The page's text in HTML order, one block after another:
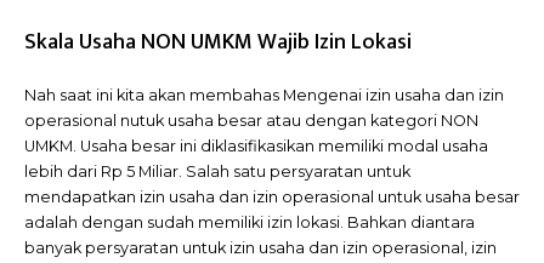
Skala Usaha NON UMKM Wajib Izin Lokasi
Nah saat ini kita akan membahas Mengenai izin usaha dan izin
operasional nutuk usaha besar atau dengan kategori NON
UMKM. Usaha besar ini diklasifikasikan memiliki modal usaha
lebih dari Rp 5 Miliar. Salah satu persyaratan untuk
mendapatkan izin usaha dan izin operasional untuk usaha besar
adalah dengan sudah memiliki izin lokasi. Bahkan diantara
banyak persyaratan untuk izin usaha dan izin operasional, izin